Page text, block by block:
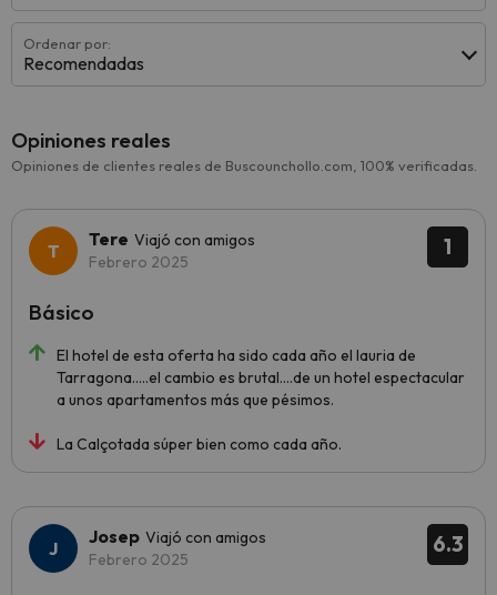
Ordenar por:
Recomendadas
Opiniones reales
Opiniones de clientes reales de Buscounchollo.com, 100% verificadas.
1
Tere Viajó con amigos
Febrero 2025
El hotel de esta oferta ha sido cada año el lauria de
Tarragona.....el cambio es brutal....de un hotel espectacular
a unos apartamentos más que pésimos.
La Calçotada súper bien como cada año.
Básico
6.3
Josep Viajó con amigos
Febrero 2025